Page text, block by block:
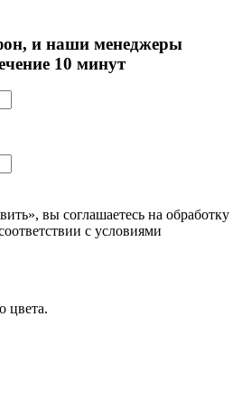
и наши менеджеры
10 минут
вы соглашаетесь на обработку
с условиями
цвета.